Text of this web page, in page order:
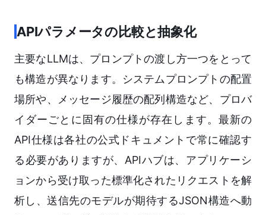
APIパラメータの比較と抽象化
主要なLLMは、プロンプトの渡し方一つをとって
も構造が異なります。システムプロンプトの配置
場所や、メッセージ履歴の配列構造など、プロバ
イダーごとに固有の仕様が存在します。最新の
API仕様は各社の公式ドキュメントで常に確認す
る必要がありますが、APIハブは、アプリケーシ
ョンから受け取った標準化されたリクエストを解
析し、送信先のモデルが期待するJSON構造へ動